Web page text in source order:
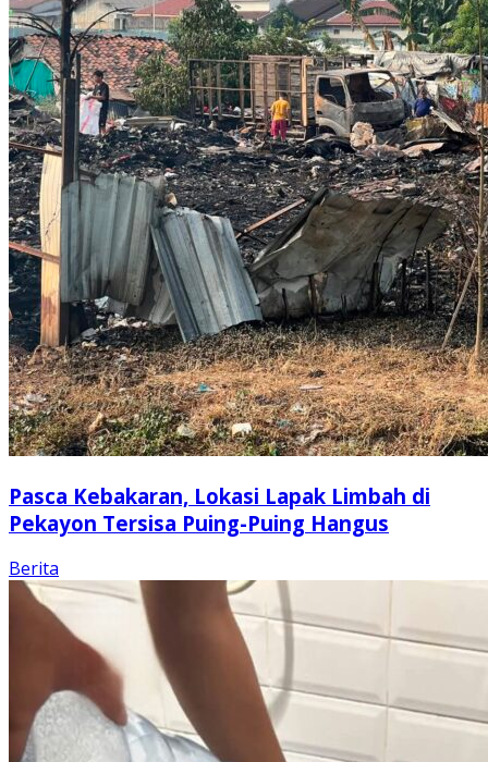
Pasca Kebakaran, Lokasi Lapak Limbah di
Pekayon Tersisa Puing-Puing Hangus
Berita